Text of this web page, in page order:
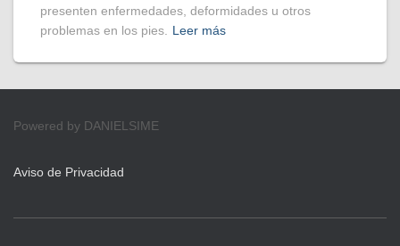
presenten enfermedades, deformidades u otros
problemas en los pies. Leer más
Powered by DANIELSIME
Aviso de Privacidad